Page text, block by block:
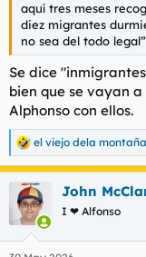
aquí tres meses
diez migrantes
no sea del todo
Se dice
bien que se vayan
Alphonso con ellos.
R
e
a
c
c
el viejo dela montaña
John
I ❤ Alfonso